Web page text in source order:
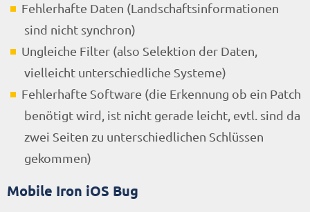
Fehlerhafte Daten (Landschaftsinformationen
sind nicht synchron)
Ungleiche Filter (also Selektion der Daten,
vielleicht unterschiedliche Systeme)
Fehlerhafte Software (die Erkennung ob ein Patch
benötigt wird, ist nicht gerade leicht, evtl. sind da
zwei Seiten zu unterschiedlichen Schlüssen
gekommen)
Mobile Iron iOS Bug